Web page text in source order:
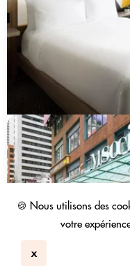
🍪 Nous utilisons des
votre
x